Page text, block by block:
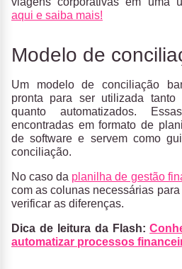
aqui e saiba mais!
Modelo de
Um modelo de conciliação
pronta para ser utilizada tanto
quanto automatizados.
encontradas em formato de
de software e servem como
conciliação.
No caso da planilha de gestão
com as colunas necessárias
verificar as diferenças.
Dica de leitura da Flash:
automatizar processos